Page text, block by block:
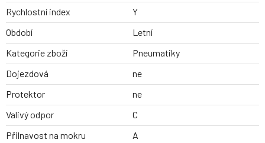
Rychlostní index
Y
Období
Letní
Kategorie zboží
Pneumatiky
Dojezdová
ne
Protektor
ne
Valivý odpor
C
Přilnavost na mokru
A